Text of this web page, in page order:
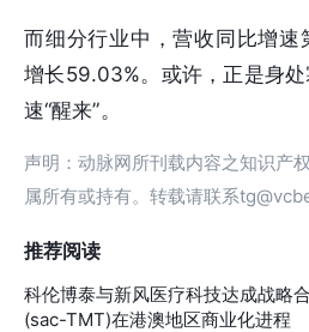
而细分行业中，营收同比增速
增长59.03%。或许，正是身
速“醒来”。
声明：动脉网所刊载内容之知识产
属所有或持有。转载请联系
推荐阅读
科伦博泰与新风医疗科技达成战略
(sac-TMT)在港澳地区商业化进程